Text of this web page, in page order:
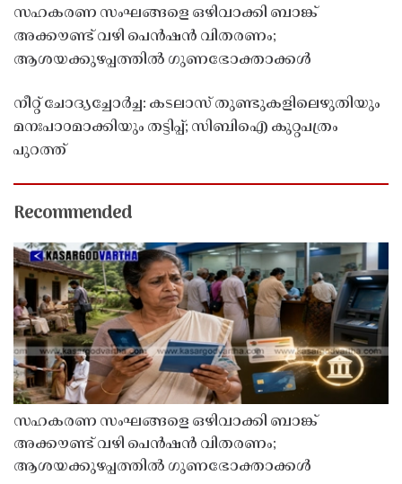
സഹകരണ സംഘങ്ങളെ ഒഴിവാക്കി ബാങ്ക്
അക്കൗണ്ട് വഴി പെൻഷൻ വിതരണം;
ആശയക്കുഴപ്പത്തിൽ ഗുണഭോക്താക്കൾ
നീറ്റ് ചോദ്യച്ചോർച്ച: കടലാസ് തുണ്ടുകളിലെഴുതിയും
മനഃപാഠമാക്കിയും തട്ടിപ്പ്; സിബിഐ കുറ്റപത്രം
പുറത്ത്
Recommended
സഹകരണ സംഘങ്ങളെ ഒഴിവാക്കി ബാങ്ക്
അക്കൗണ്ട് വഴി പെൻഷൻ വിതരണം;
ആശയക്കുഴപ്പത്തിൽ ഗുണഭോക്താക്കൾ